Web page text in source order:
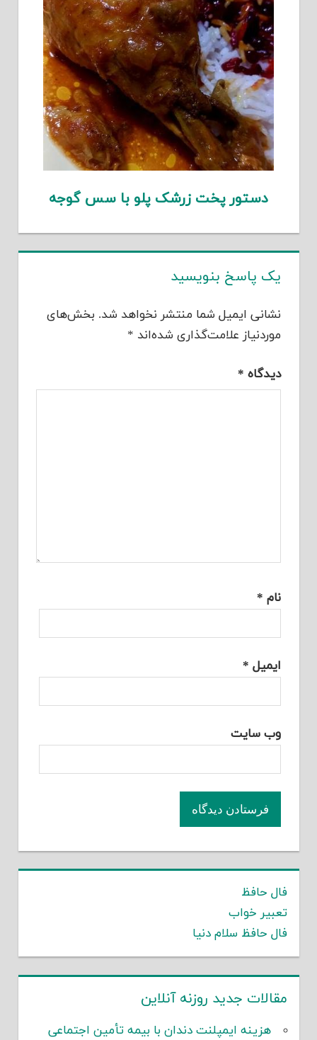
دستور پخت زرشک پلو با سس گوجه
یک پاسخ بنویسید
نشانی ایمیل شما منتشر نخواهد شد. بخش‌های
موردنیاز علامت‌گذاری شده‌اند *
دیدگاه *
نام *
ایمیل *
وب‌ سایت
فال حافظ
تعبیر خواب
فال حافظ سلام دنیا
مقالات جدید روزنه آنلاین
هزینه ایمپلنت دندان با بیمه تأمین اجتماعی